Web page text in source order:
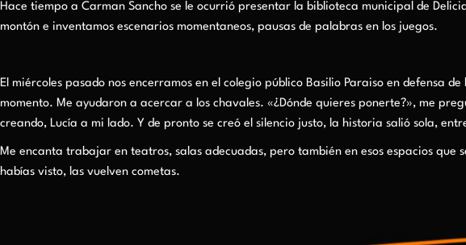
Hace tiempo a Carman Sancho se le ocurrió presentar la biblioteca municipal de
montón e inventamos escenarios momentaneos, pausas de palabras en los juegos.
El miércoles pasado nos encerramos en el colegio público Basilio Paraiso en defensa
momento. Me ayudaron a acercar a los chavales. «¿Dónde quieres ponerte?», me
creando, Lucía a mi lado. Y de pronto se creó el silencio justo, la historia salió sola,
Me encanta trabajar en teatros, salas adecuadas, pero también en esos espacios que
habías visto, las vuelven cometas.